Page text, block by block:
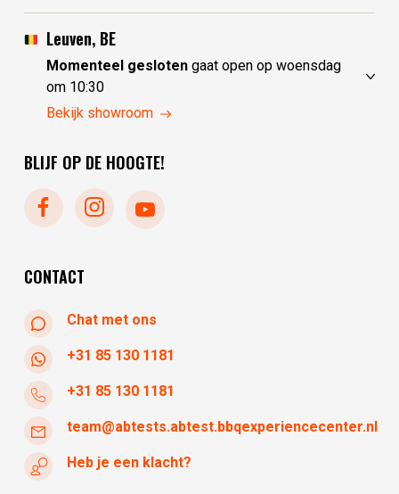
dinsdag
10:00 - 17:30
woensdag
donderdag
10:00 - 17:30
vrijdag
10:00 - 17:30
zaterdag
Leuven, BE
Momenteel geslotengaat open op woensdag
om 10:30
maandag
woensdag
vrijdag
zaterdag
Bekijk showroom
BLIJF OP DE HOOGTE!
CONTACT
Chat met ons
+31 85 130 1181
+31 85 130 1181
team@abtests.abtest.bbqexperiencecenter.nl
Heb je een klacht?